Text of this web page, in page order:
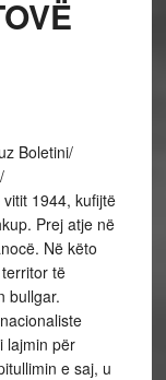
Boletini/
1944, kufijtë
Prej atje në
Në këto
të
bullgar.
lajmin për
e saj, u